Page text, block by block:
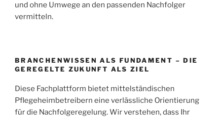
und ohne Umwege an den passenden Nachfolger
vermitteln.
BRANCHENWISSEN ALS FUNDAMENT – DIE
GEREGELTE ZUKUNFT ALS ZIEL
Diese Fachplattform bietet mittelständischen
Pflegeheimbetreibern eine verlässliche Orientierung
für die Nachfolgeregelung. Wir verstehen, dass Ihr